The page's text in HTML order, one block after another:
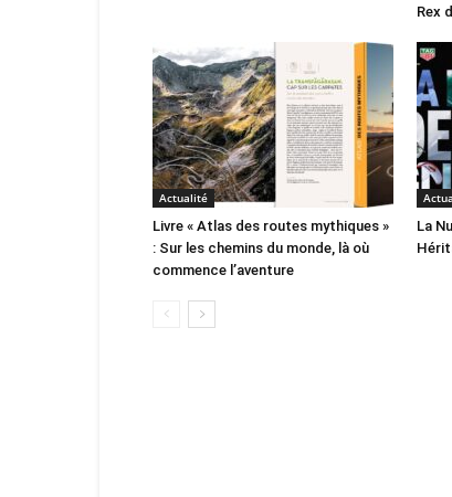
Rex
Actualité
Livre « Atlas des routes mythiques »
: Sur les chemins du monde, là où
commence l’aventure
La